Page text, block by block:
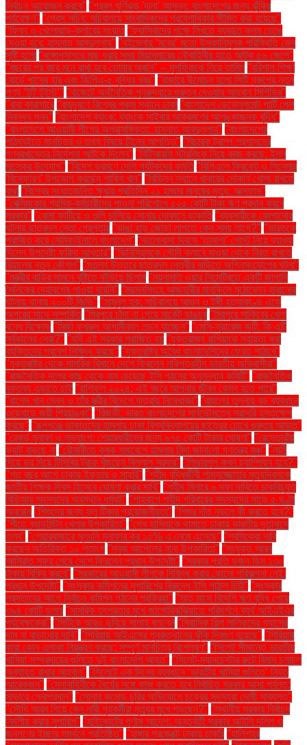
নির্বাচন আয়োজন করবে" "প্রবল ঘূর্ণিঝড় 'দানা' আসন্ন: বাংলাদেশের জন্য ঝুঁকির
পর্যবেক্ষণ" "প্রেস সচিব: সচিবালয়ে সাংবাদিকদের প্রবেশাধিকার সীমিত করা হয়েছে"
"ফিফা ও খেলোয়াড়-ক্লাবের সংঘাত "ফ্যাসিবাদের পক্ষে লিখতে ব্যবহৃত কলম ভেঙে
দেওয়া হবে: হাসনাত আবদুল্লাহ" "বইমেলায় ‘মবের’ মতো উসকানিমূলক পরিস্থিতি কেন
সৃষ্টি হলো "বঙ্গোপসাগরে মাছ ধরার সময় মিয়ানমারের নৌবাহিনীর হাতে আটক ৫৬ জেলে"
"বছরের পর বছর মনে রাখা হবে তোমার অর্জন" – মুশফিককে নিয়ে তামিম "বরিশাল শিক্ষা
বোর্ডে পাসের হার এবং জিপিএ-৫ বৃদ্ধির খবর" "বাজারে উন্মোচন হলো সিটি গ্রুপের নতুন
পণ্য ‘টুটি টুইস্ট’" "বাজেটে অর্থনৈতিক পুনরুদ্ধারে গুরুত্ব দেওয়ার আহ্বান সিপিডির"
"বাবা কারাগারে "বায়ুদূষণে বিশ্বের পঞ্চম স্থানে ঢাকা "বাংলাদেশ ডেভেলপমেন্ট পার্টি পেল
নিবন্ধন সনদ" "বাংলাদেশ ব্যাংক: ব্যাংকে সাইবার আক্রমণের আশঙ্কাজনক বৃদ্ধি"
"বাংলাদেশে আওয়ামী লীগের অপ্রাসঙ্গিকতা: হাসনাত আবদুল্লাহ" "বাংলাদেশের
পাঠ্যবইতে মানচিত্র ও তথ্য বিষয়ে চীনের আপত্তি" "বিচারক ট্রাম্প প্রশাসনের
গণবরখাস্তের নির্দেশনা আটকে দিলেন" "বিটিআরসি স্টারলিংক নিয়ে কাজ করছে: ইলন
মাস্কের উদ্যোগ" "বিদেশ ভ্রমণে দেশি পর্যটকদের কমতি "বিপিএলে ক্রিকেট ও সিনেমার
'বিস্ফোরণ' উপভোগ করছেন শাকিব খান" "বিভিন্ন স্থানে খাবারের দোকান খোলা রাখতে
বাধা "বিশ্বের সংঘাতজনিত ক্ষুধায় প্রতিদিন ২১ হাজার মানুষের মৃত্যু: অক্সফাম"
"বেক্সিমকোর শ্রমিক-কর্মচারীদের পাওনা পরিশোধে ৫২৫ কোটি টাকা ঋণ প্রদান করবে
সরকার" "বোমা ফাটিয়ে ও গুলি চালিয়ে সোনার দোকানে ডাকাতি "ব্যবসায়ীকে কোপানোর
ঘটনায় ছাত্রদল নেতা গ্রেপ্তার "ভাঙা হাড় জোড়া লাগতে কেন সময় লাগে?" "ভারতকে
পরাজিত করে সেমিফাইনালে বাংলাদেশ" "ভালোবাসা দিবসে ‘তামাশা’ পোস্ট নিয়ে ব্যাখ্যা
দিলেন উপদেষ্টা ফরিদা আখতার" "ভিনিসিয়ুসকে সৌদি ক্লাবে যাওয়া থেকে বিরত রাখতে
রিয়ালের নতুন কৌশল" "মতলব উত্তরে ছাত্রদল নেত্রীর বাড়িতে অগ্নিসংযোগের ঘটনা"
"মন্ত্রীর বাড়ির সামনে বৃষ্টিতে দাঁড়িয়ে ছিলাম "ময়নামতি ওয়ার সিমেট্রিতে একটি জাপানি
সৈনিকের দেহাবশেষ পাওয়া যায়নি" "ময়মনসিংহে আজহারীর মাহফিলে মুঠোফোন হারানোর
ঘটনায় থানায় ২০০টি জিডি" "মামুনুল হক: সচিবালয়ে আগুন ও টঙ্গী হত্যাকাণ্ড একে
অপরের সাথে সম্পর্কিত "মিরপুরে চাঁদা না পেয়ে মার্কেট ভাঙচুর "মিরপুরে সাকিবের খেলা
বন্ধে বিক্ষোভ "মির্জা ফখরুল আগামীকাল লন্ডন যাচ্ছেন" "মেসি-সুয়ারেজ জুটি: কি এটি
সর্বকালের সেরা?" "যদি এই সরকার পরাজিত হয় "যুক্তরাজ্য রাশিয়াকে সহায়তা করা
ব্যক্তিদের প্রবেশ নিষিদ্ধ করছে" "যুক্তরাষ্ট্র অবৈধ বাংলাদেশিদের ফেরত পাঠাবে"
"যুক্তরাষ্ট্র থেকে সামরিক বিমানে দেশে ফিরলেন নথিপত্রহীন ভারতীয় অভিবাসীরা"
"রাজনৈতিক দলের কাছ থেকে নাম চেয়েছে ইসি গঠনের অনুসন্ধান কমিটি" "রাজনৈতিক
বক্তব্য এড়াতে চাই "রাশিফল ২০২৪: এই বছরে আপনার জীবন কেমন হতে পারে"
"রাশেদ খান মেনন ও তাঁর স্ত্রীর বিদেশে যাত্রায় নিষেধাজ্ঞা" "রাহুলের তুলনায় বড় ব্যবধানে
ওয়েনাডে জয়ী প্রিয়াঙ্কা" "রিজভী: ভারত বাংলাদেশের সার্বভৌমত্বে সরাসরি হস্তক্ষেপ
করছে" "রূপগঞ্জে ডাকাতদের হামলায় ঢাকা বিশ্ববিদ্যালয়ের ছাত্রের চোখে গুরুতর আঘাত"
"রেকর্ড মুনাফা ও লভ্যাংশ: শেয়ারধারীদের জন্য ৯৭৫ কোটি টাকার ঘোষণা" "রেস্তোরাঁয়
ভ্যাট বাড়ছে না "রৌমারীতে কৃষক সমাবেশে হামলার নিন্দা জানালো গণতন্ত্র মঞ্চ" "লাঠি
দিয়ে ভর দিয়ে টিসিবির ট্রাক খুঁজছেন বিল্লাল সরদার" "লিভারপুল কখন চ্যাম্পিয়ন হবে?"
"শত বছর আগে ঢাকায় ইফতার ও সাহ্‌রি" "শহীদ বুদ্ধিজীবী শামসুজ্জোহার মৃত্যুদিবসকে
জাতীয় শিক্ষক দিবস হিসেবে ঘোষণা করার দাবি" "শহীদ মিনারে ৬ দফা দাবিতে চাকরিচ্যুত
বিডিআর সদস্যদের অবস্থান ধর্মঘট" "শাহবাগে শহীদ পরিবারের সদস্যদের সাড়ে ৫ ঘণ্টা
অবরোধ "শিশুদের জন্য ফ্লু টিকার প্রয়োজনীয়তা" "শিশুর দাঁত নড়লে কী করতে হবে?"
"শীতে ব্যাডমিন্টন খেলার উপকারিতা" "শেখ হাসিনাকে থামাতে ঢাকায় ভারতীয় দূতাবাসে
তলব" "শেয়ারবাজারে মূলধনি মুনাফার কর ১৫% এ নেমে এসেছে" "শ্রমিকেরা দাবি
করছেন অতিরিক্ত ১০ শতাংশ "সবুজ আপেলের নানা উপকারিতা" "সংযুক্ত আরব
আমিরাত সফর শেষে দেশে ফিরলেন প্রধান উপদেষ্টা" "সরকার প্রতি ডজন ডিম ১৩০
টাকায় বিক্রি করবে" "সরকারের আওয়ামী লীগকে নিষিদ্ধ করার কোনো পরিকল্পনা নেই:
প্রধান উপদেষ্টা" "সংস্কার কমিশনের সুপারিশের বিরুদ্ধে ইসি পাঠাল চিঠি" "সংস্কার
প্রস্তাবের আগে নির্বাচন কমিশন গঠনের প্রক্রিয়া" "সাত মাসে বিদেশি ঋণ বৃদ্ধি পেয়ে
৩৯৪ কোটি ডলার "সামরিক তৎপরতার মুখে জাপোরিঝঝিয়াতে পরিদর্শনে ব্যর্থ আইএইএর
পর্যবেক্ষকেরা" "সিটিকে আরও ডুবিয়ে সালাহ বললেন "সিরামিক শিল্প মালিকদের গ্যাসের
দাম না বাড়ানোর দাবি" "সিরিয়ায় আইএসের পুনরুত্থানের ঝুঁকি দ্বিগুণ হয়েছে" "সিরিয়ায়
কারা কোন এলাকা নিয়ন্ত্রণ করছে: সম্পূর্ণ মানচিত্র বিশ্লেষণ" "সিলেট সীমান্তে ভারতীয়
খাসিয়া সম্প্রদায়ের গুলিতে দুই বাংলাদেশি আহত" "সিলেট-ম্যানচেস্টার রুটে বিমান চলাচল
অব্যাহত রাখার আহ্বান" "সিলেটে এক দিনের ব্যবধানে ‘ভারতীয় খাসিয়া গু‌লিতে’ নিহত
আরেকজন" "সেনাবাহিনীকে ধৈর্যের সঙ্গে কাজ করতে হবে নির্বাচিত সরকার আসা পর্যন্ত:
সাভারে সেনাপ্রধান" "সোনার কমোড চুরির অভিযোগে চক্রের সদস্যরা দোষী সাব্যস্ত"
"সৌদি আরব গিয়ে কেন নারী গৃহকর্মীরা মৃত্যুর মুখে পড়ছেন?" "স্থানীয় সরকার নির্বাচন
নির্দলীয় করার সুপারিশ" "হাইকোর্টের পূর্ণাঙ্গ আদেশ: অন্তর্বর্তী সরকার আইনি দলিল ও
জনগণের ইচ্ছার সমর্থনে প্রতিষ্ঠিত" "হাঙ্গার প্রজেক্টে ঢাকায় চাকরি "হালিশহর